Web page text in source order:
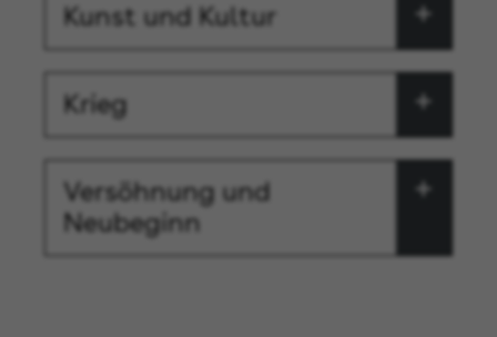
Kunst und Kultur
Krieg
Versöhnung und
Neubeginn